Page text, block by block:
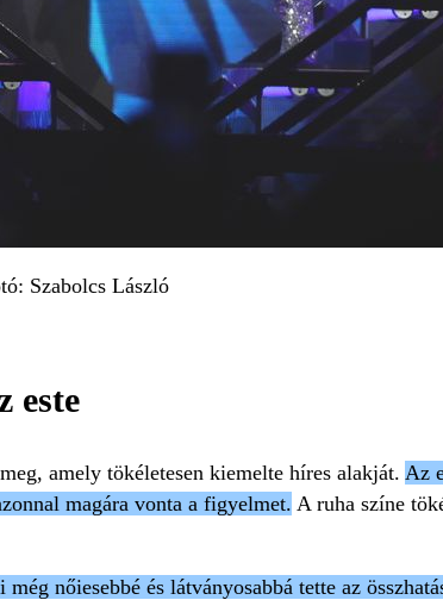
Szabolcs László
este
amely tökéletesen kiemelte híres alakját. Az
magára vonta a figyelmet. A ruha színe
nőiesebbé és látványosabbá tette az